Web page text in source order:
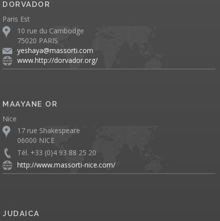
DORVADOR
Paris Est
10 rue du Cambodge
75020 PARIS
yeshaya@massorti.com
www.http://dorvador.org/
MAAYANE OR
Nice
17 rue Shakespeare
06000 NICE
Tél. +33 (0)4 93 88 25 20
http://www.massorti-nice.com/
JUDAICA